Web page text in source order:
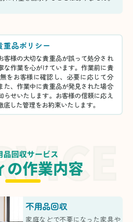
重品ポリシー
客様の大切な貴重品が誤って処分され
な作業を心がけています。作業前に貴
をお客様に確認し、必要に応じて分
た、作業中に貴重品が発見された場合
らせいたします。お客様の信頼に応え
した管理をお約束いたします。
品回収サービス
の作業内容
不用品回収
家庭などで不要になった家具や